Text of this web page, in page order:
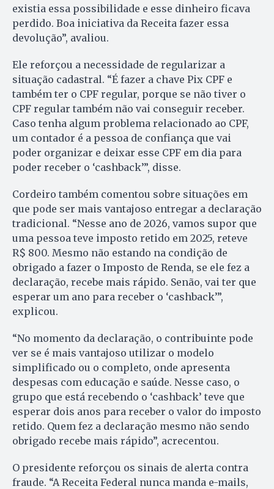
existia essa possibilidade e esse dinheiro ficava
perdido. Boa iniciativa da Receita fazer essa
devolução”, avaliou.
Ele reforçou a necessidade de regularizar a
situação cadastral. “É fazer a chave Pix CPF e
também ter o CPF regular, porque se não tiver o
CPF regular também não vai conseguir receber.
Caso tenha algum problema relacionado ao CPF,
um contador é a pessoa de confiança que vai
poder organizar e deixar esse CPF em dia para
poder receber o ‘cashback’”, disse.
Cordeiro também comentou sobre situações em
que pode ser mais vantajoso entregar a declaração
tradicional. “Nesse ano de 2026, vamos supor que
uma pessoa teve imposto retido em 2025, reteve
R$ 800. Mesmo não estando na condição de
obrigado a fazer o Imposto de Renda, se ele fez a
declaração, recebe mais rápido. Senão, vai ter que
esperar um ano para receber o ‘cashback’”,
explicou.
“No momento da declaração, o contribuinte pode
ver se é mais vantajoso utilizar o modelo
simplificado ou o completo, onde apresenta
despesas com educação e saúde. Nesse caso, o
grupo que está recebendo o ‘cashback’ teve que
esperar dois anos para receber o valor do imposto
retido. Quem fez a declaração mesmo não sendo
obrigado recebe mais rápido”, acrecentou.
O presidente reforçou os sinais de alerta contra
fraude. “A Receita Federal nunca manda e-mails,